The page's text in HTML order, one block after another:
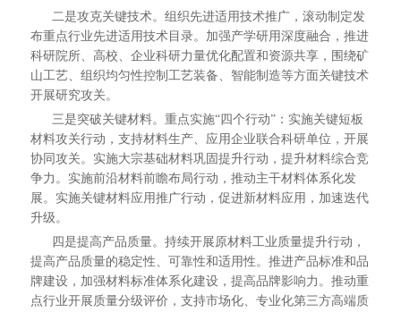
二是攻克关键技术。组织先进适用技术推广，滚动制定发
布重点行业先进适用技术目录。加强产学研用深度融合，推进
科研院所、高校、企业科研力量优化配置和资源共享，围绕矿
山工艺、组织均匀性控制工艺装备、智能制造等方面关键技术
开展研究攻关。
三是突破关键材料。重点实施“四个行动”：实施关键短板
材料攻关行动，支持材料生产、应用企业联合科研单位，开展
协同攻关。实施大宗基础材料巩固提升行动，提升材料综合竞
争力。实施前沿材料前瞻布局行动，推动主干材料体系化发
展。实施关键材料应用推广行动，促进新材料应用，加速迭代
升级。
四是提高产品质量。持续开展原材料工业质量提升行动，
提高产品质量的稳定性、可靠性和适用性。推进产品标准和品
牌建设，加强材料标准体系化建设，提高品牌影响力。推动重
点行业开展质量分级评价，支持市场化、专业化第三方高端质